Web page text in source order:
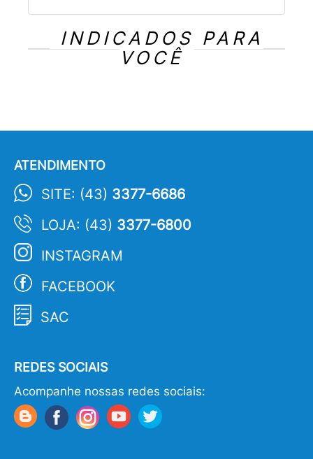
INDICADOS PARA
VOCÊ
ATENDIMENTO
SITE: (43) 3377-6686
LOJA: (43) 3377-6800
INSTAGRAM
FACEBOOK
SAC
REDES SOCIAIS
Acompanhe nossas redes sociais: